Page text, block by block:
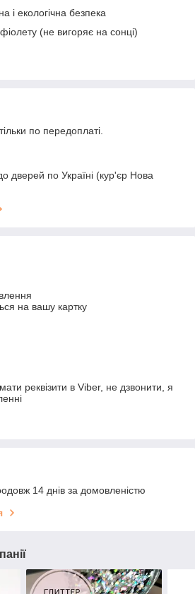
і екологічна безпека
(не вигоряє на сонці)
по передоплаті.
дверей по Україні (кур'єр Нова
на вашу картку
реквізити в Viber, не дзвонити, я
14 днів за домовленістю